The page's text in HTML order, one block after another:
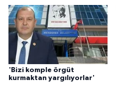
'Bizi komple örgüt
kurmaktan yargılıyorlar'